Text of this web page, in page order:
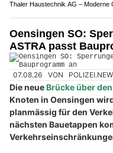
Thaler Haustechnik AG – Moderne
Oensingen SO:
ASTRA passt
07.08.26 VON
Die neueBrücke über
Knoten in Oensingen
planmässig für den
nächsten Bauetappen